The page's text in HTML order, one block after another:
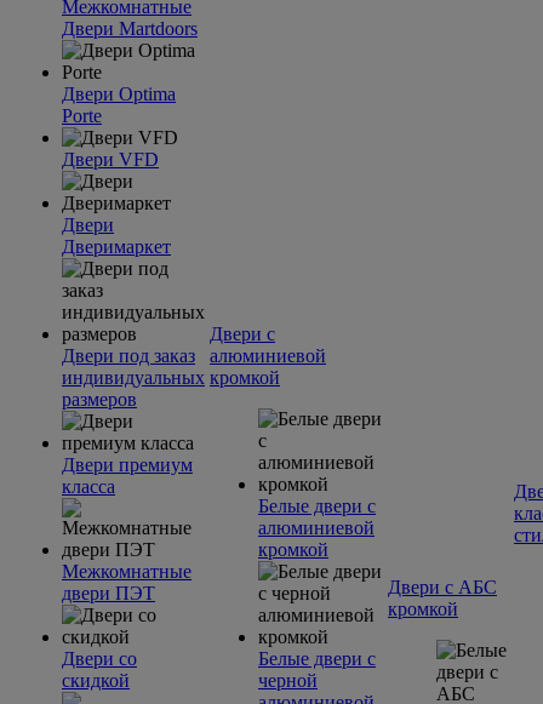
Межкомнатные
Двери Martdoors
Двери Optima
Porte
Двери VFD
Двери
Дверимаркет
Двери под заказ
индивидуальных
размеров
Двери премиум
класса
Межкомнатные
двери ПЭТ
Двери со
скидкой
Двери с
алюминиевой
кромкой
Белые двери с
алюминиевой
кромкой
Белые двери с
черной
Двери с АБС
кромкой